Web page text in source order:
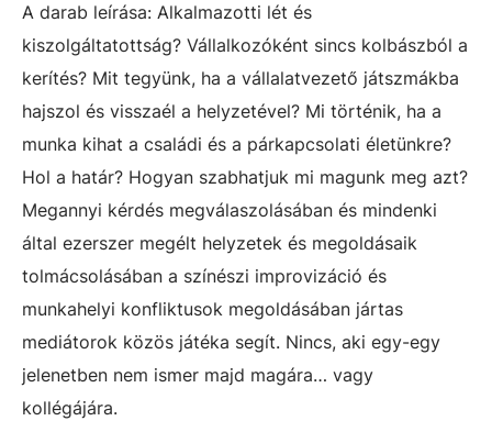
A darab leírása: Alkalmazotti lét és
kiszolgáltatottság? Vállalkozóként sincs kolbászból a
kerítés? Mit tegyünk, ha a vállalatvezető játszmákba
hajszol és visszaél a helyzetével? Mi történik, ha a
munka kihat a családi és a párkapcsolati életünkre?
Hol a határ? Hogyan szabhatjuk mi magunk meg azt?
Megannyi kérdés megválaszolásában és mindenki
által ezerszer megélt helyzetek és megoldásaik
tolmácsolásában a színészi improvizáció és
munkahelyi konfliktusok megoldásában jártas
mediátorok közös játéka segít. Nincs, aki egy-egy
jelenetben nem ismer majd magára… vagy
kollégájára.